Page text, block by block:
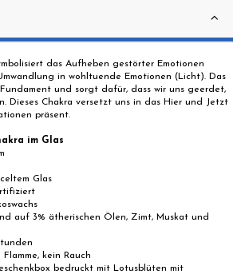
das Aufheben gestörter Emotionen
in wohltuende Emotionen (Licht). Das
und sorgt dafür, dass wir uns geerdet,
Dieses Chakra versetzt uns in das Hier und Jetzt
präsent.
im Glas
Glas
auf 3% ätherischen Ölen, Zimt, Muskat und
kein Rauch
bedruckt mit Lotusblüten mit